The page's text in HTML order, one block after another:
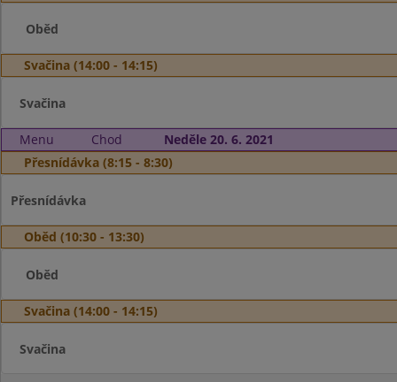
Oběd
Svačina (14:00 - 14:15)
Svačina
Menu Chod
Neděle 20. 6. 2021
Přesnídávka (8:15 - 8:30)
Přesnídávka
Oběd (10:30 - 13:30)
Oběd
Svačina (14:00 - 14:15)
Svačina